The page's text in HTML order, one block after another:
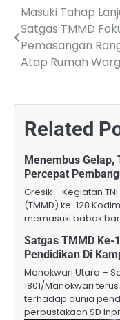
Post
navigation
Masuki Tahap
Satgas TMMD
Pemasangan
Atap Rumah
Related
Menembus Gelap,
Percepat
Gresik – Kegiatan
(TMMD) ke-128
memasuki babak
Satgas TMMD
Pendidikan Di
Manokwari Utara –
1801/Manokwari
terhadap dunia
perpustakaan SD